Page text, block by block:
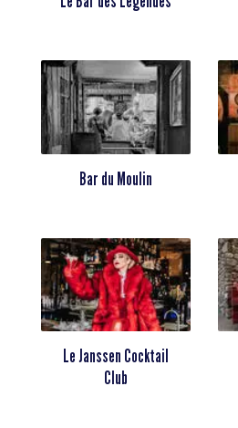
Bar du Moulin
Le Janssen Cocktail
Club